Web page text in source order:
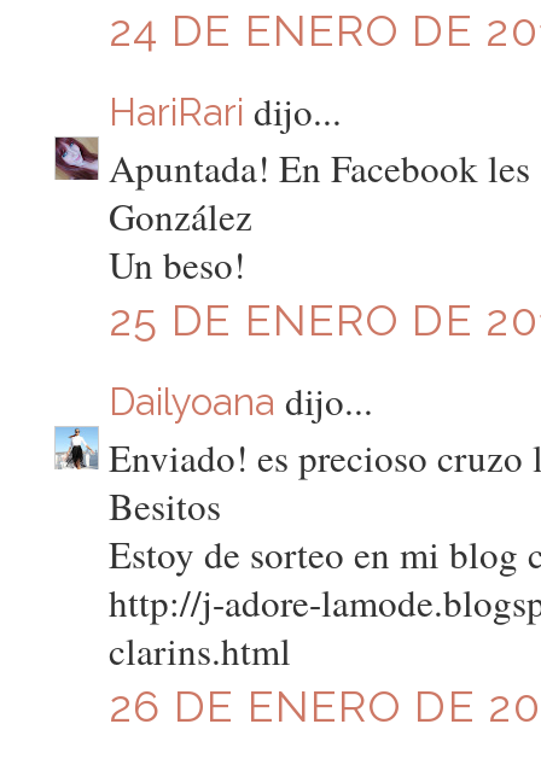
24 DE ENERO DE
HariRari dijo...
Apuntada! En Facebook
González
Un beso!
25 DE ENERO DE
Dailyoana dijo...
Enviado! es precioso cruzo
Besitos
Estoy de sorteo en mi
http://j-adore-
clarins.html
26 DE ENERO DE